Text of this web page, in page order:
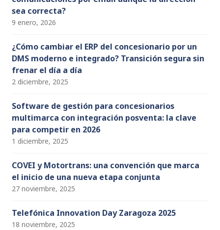
sea correcta?
9 enero, 2026
¿Cómo cambiar el ERP del concesionario por un
DMS moderno e integrado? Transición segura sin
frenar el día a día
2 diciembre, 2025
Software de gestión para concesionarios
multimarca con integración posventa: la clave
para competir en 2026
1 diciembre, 2025
COVEI y Motortrans: una convención que marca
el inicio de una nueva etapa conjunta
27 noviembre, 2025
Telefónica Innovation Day Zaragoza 2025
18 noviembre, 2025